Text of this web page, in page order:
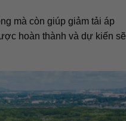
mà còn giúp giảm tải áp
hoàn thành và dự kiến sẽ